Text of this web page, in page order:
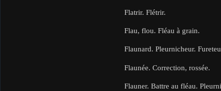
Flatrir. Flétrir.
Flau, flou. Fléau à grain.
Flaunard. Pleurnicheur.
Flaunée. Correction, rossée.
Flauner. Battre au fléau.